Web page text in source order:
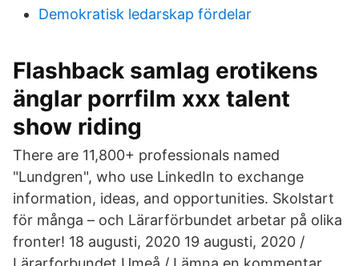
Demokratisk ledarskap fördelar
Flashback samlag erotikens
änglar porrfilm xxx talent
show riding
There are 11,800+ professionals named
"Lundgren", who use LinkedIn to exchange
information, ideas, and opportunities. Skolstart
för många – och Lärarförbundet arbetar på olika
fronter! 18 augusti, 2020 19 augusti, 2020 /